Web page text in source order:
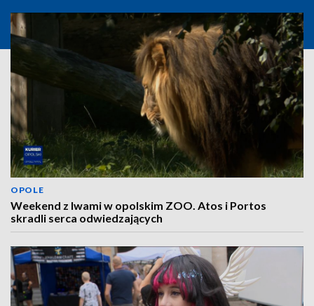
OPOLE
Weekend z lwami w opolskim ZOO. Atos i Portos
skradli serca odwiedzających